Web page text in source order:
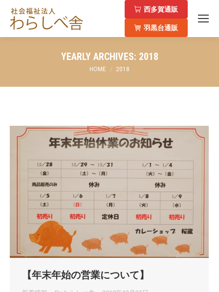
西多賀通販
羽黒台通販
YEARLY ARCHIVES: 2018
You are here:
HOME 2018
【年末年始の営業について】